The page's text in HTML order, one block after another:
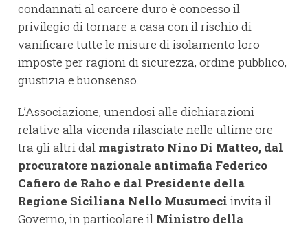
condannati al carcere duro è concesso il
privilegio di tornare a casa con il rischio di
vanificare tutte le misure di isolamento loro
imposte per ragioni di sicurezza, ordine pubblico,
giustizia e buonsenso.
L’Associazione, unendosi alle dichiarazioni
relative alla vicenda rilasciate nelle ultime ore
tra gli altri dal magistrato Nino Di Matteo, dal
procuratore nazionale antimafia Federico
Cafiero de Raho e dal Presidente della
Regione Siciliana Nello Musumeci invita il
Governo, in particolare il Ministro della